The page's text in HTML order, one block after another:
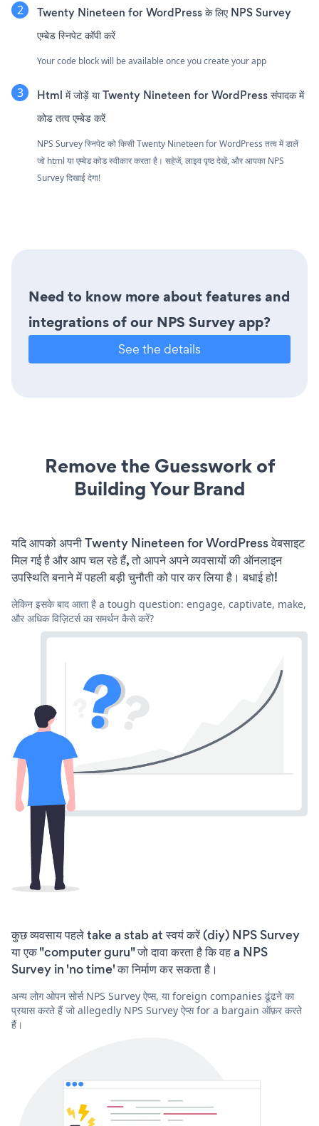
Twenty Nineteen for WordPress के लिए NPS Survey
एम्बेड स्निपेट कॉपी करें
Your code block will be available once you create your app
Html में जोड़ें या Twenty Nineteen for WordPress संपादक में
कोड तत्व एम्बेड करें
NPS Survey स्निपेट को किसी Twenty Nineteen for WordPress तत्व में डालें
जो html या एम्बेड कोड स्वीकार करता है। सहेजें, लाइव पृष्ठ देखें, और आपका NPS
Survey दिखाई देगा!
Need to know more about features and
integrations of our NPS Survey app?
See the details
Remove the Guesswork of
Building Your Brand
यदि आपको अपनी Twenty Nineteen for WordPress वेबसाइट
मिल गई है और आप चल रहे हैं, तो आपने अपने व्यवसायों की ऑनलाइन
उपस्थिति बनाने में पहली बड़ी चुनौती को पार कर लिया है। बधाई हो!
लेकिन इसके बाद आता है a tough question: engage, captivate, make,
और अधिक विज़िटर्स का समर्थन कैसे करें?
कुछ व्यवसाय पहले take a stab at स्वयं करें (diy) NPS Survey
या एक "computer guru" जो दावा करता है कि वह a NPS
Survey in 'no time' का निर्माण कर सकता है।
अन्य लोग ओपन सोर्स NPS Survey ऐप्स, या foreign companies ढूंढने का
प्रयास करते हैं जो allegedly NPS Survey ऐप्स for a bargain ऑफ़र करते
हैं।